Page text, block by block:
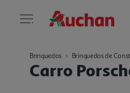
Brinquedos Brinquedos de
Carro